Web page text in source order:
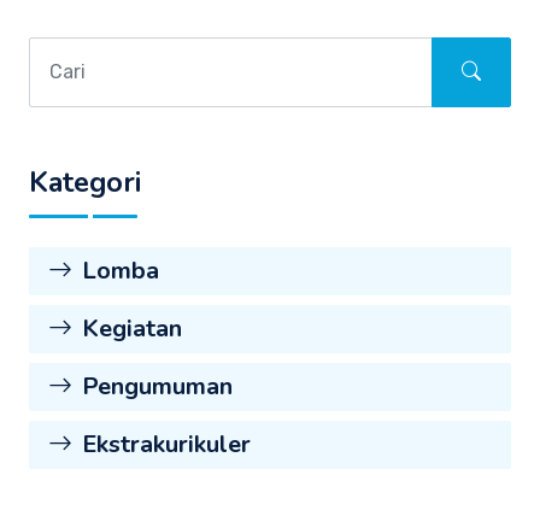
Kategori
Lomba
Kegiatan
Pengumuman
Ekstrakurikuler